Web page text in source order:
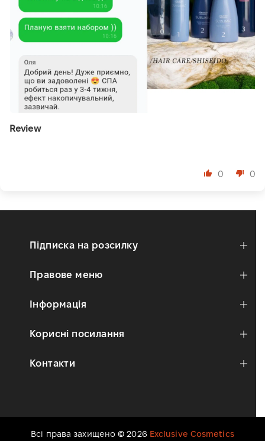
Review
0 0
Підписка на розсилку
Правове меню
Інформація
Корисні посилання
Контакти
Всі права захищено © 2026 Exclusive Cosmetics